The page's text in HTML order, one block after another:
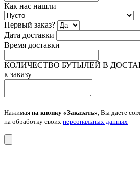
Как нас нашли
Первый заказ?
Дата доставки
Время доставки
КОЛИЧЕСТВО БУТЫЛЕЙ В
к заказу
Нажимая на кнопку «Заказать», Вы даете
на обработку своих персональных данных